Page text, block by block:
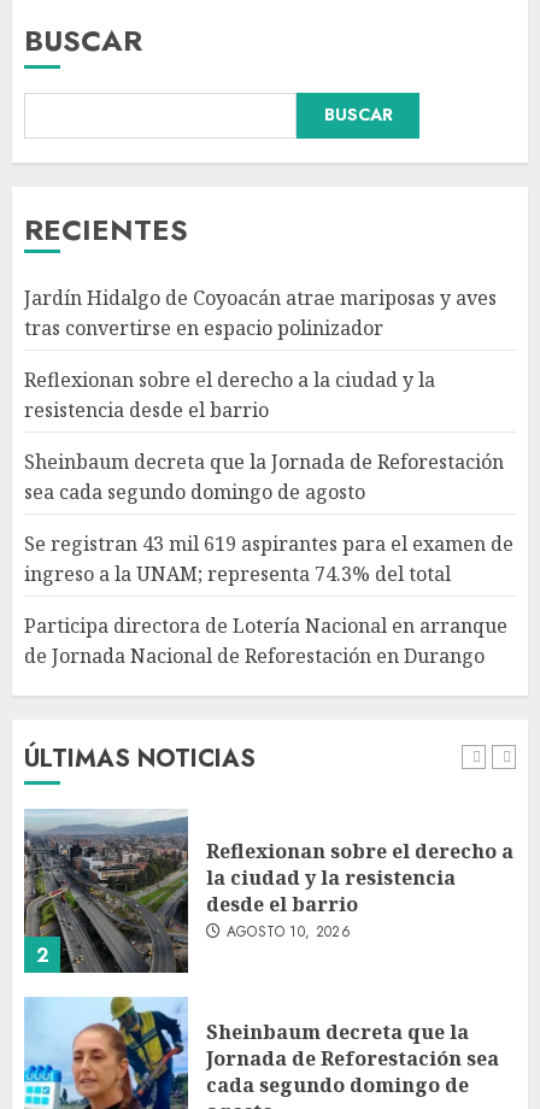
BUSCAR
BUSCAR
RECIENTES
Jardín Hidalgo de Coyoacán atrae mariposas y aves
tras convertirse en espacio polinizador
Reflexionan sobre el derecho a la ciudad y la
resistencia desde el barrio
Sheinbaum decreta que la Jornada de Reforestación
sea cada segundo domingo de agosto
Se registran 43 mil 619 aspirantes para el examen de
ingreso a la UNAM; representa 74.3% del total
Participa directora de Lotería Nacional en arranque
de Jornada Nacional de Reforestación en Durango
ÚLTIMAS NOTICIAS
Sheinbaum decreta que la
Jornada de Reforestación sea
cada segundo domingo de
agosto
4
aspirantes para el examen de
ingreso a la UNAM; representa
74.3% del total
AGOSTO 10, 2026
5
Participa directora de Lotería
Nacional en arranque de
Jornada Nacional de
Reforestación en Durango
AGOSTO 10, 2026
1
Jardín Hidalgo de Coyoacán
AGOSTO 10, 2026
2
Reflexionan sobre el derecho a
la ciudad y la resistencia
desde el barrio
AGOSTO 10, 2026
Sheinbaum decreta que la
Jornada de Reforestación sea
cada segundo domingo de